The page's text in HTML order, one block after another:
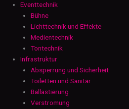
Eventtechnik
Bühne
Lichttechnik und Effekte
Medientechnik
Tontechnik
Infrastruktur
Absperrung und Sicherheit
Toiletten und Sanitär
Ballastierung
Verstromung